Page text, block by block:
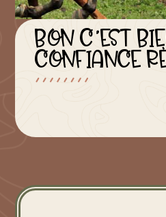
BON C’EST
CONFIANCE